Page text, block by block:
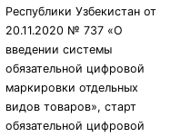
Республики Узбекистан от
20.11.2020 № 737 «О
введении системы
обязательной цифровой
маркировки отдельных
видов товаров», старт
обязательной цифровой